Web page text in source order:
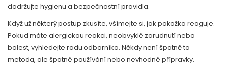
dodržujte hygienu a bezpečnostní pravidla.
Když už některý postup zkusíte, všímejte si, jak pokožka reaguje.
Pokud máte alergickou reakci, neobvyklé zarudnutí nebo
bolest, vyhledejte radu odborníka. Někdy není špatně ta
metoda, ale špatné používání nebo nevhodné přípravky.